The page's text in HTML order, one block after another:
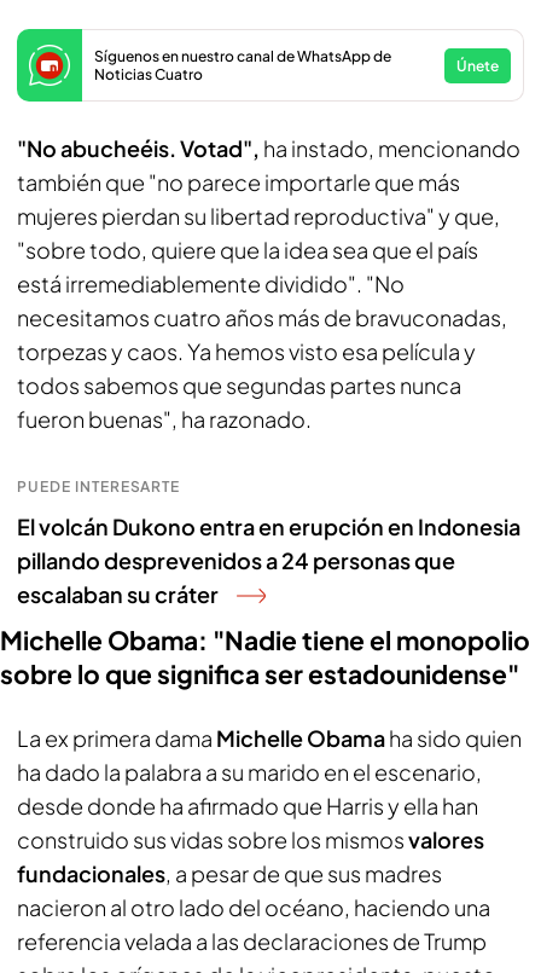
Síguenos en nuestro canal de WhatsApp de
Noticias Cuatro
Únete
"No abucheéis. Votad", ha instado, mencionando
también que "no parece importarle que más
mujeres pierdan su libertad reproductiva" y que,
"sobre todo, quiere que la idea sea que el país
está irremediablemente dividido". "No
necesitamos cuatro años más de bravuconadas,
torpezas y caos. Ya hemos visto esa película y
todos sabemos que segundas partes nunca
fueron buenas", ha razonado.
PUEDE INTERESARTE
El volcán Dukono entra en erupción en Indonesia
pillando desprevenidos a 24 personas que
escalaban su cráter
Michelle Obama: "Nadie tiene el monopolio
sobre lo que significa ser estadounidense"
La ex primera dama Michelle Obamaha sido quien
ha dado la palabra a su marido en el escenario,
desde donde ha afirmado que Harris y ella han
construido sus vidas sobre los mismosvalores
fundacionales, a pesar de que sus madres
nacieron al otro lado del océano, haciendo una
referencia velada a las declaraciones de Trump